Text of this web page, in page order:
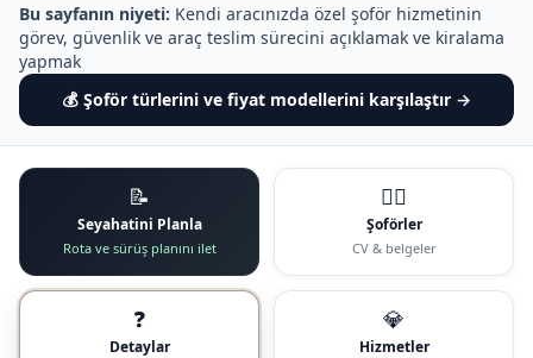
Bu sayfanın niyeti: Kendi aracınızda özel şoför hizmetinin
görev, güvenlik ve araç teslim sürecini açıklamak ve kiralama
yapmak
Şoför türlerini ve fiyat modellerini karşılaştır →
📝
Seyahatini Planla
Rota ve sürüş planını ilet
🧑‍✈️
Şoförler
CV & belgeler
❓
Detaylar
💎
Hizmetler